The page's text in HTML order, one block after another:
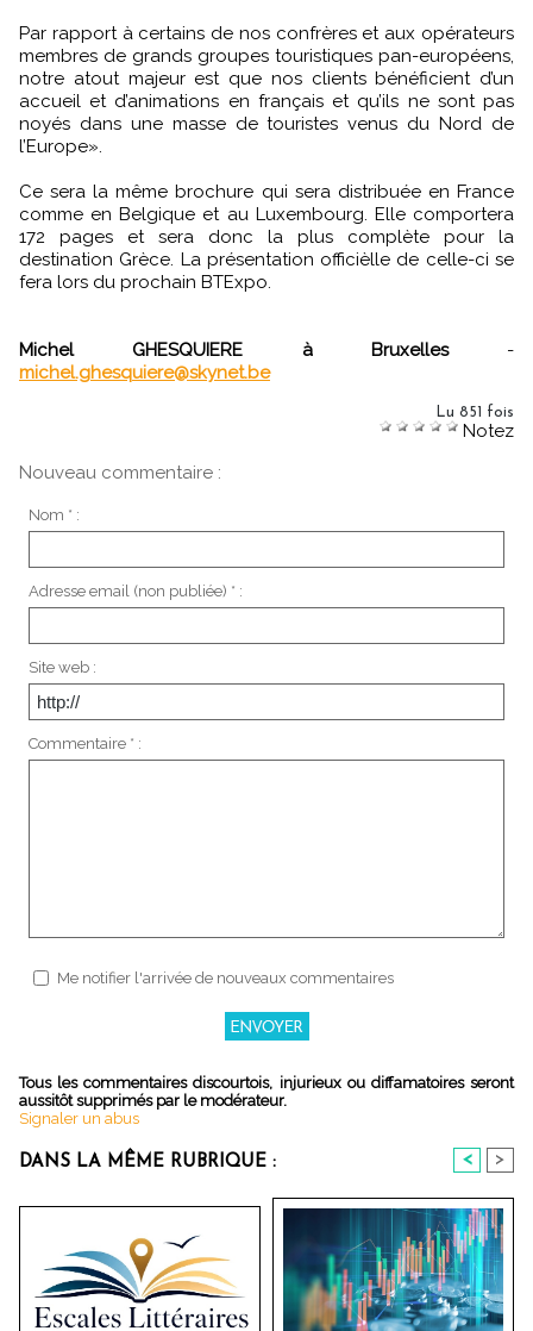
Par rapport à certains de nos confrères et aux opérateurs
membres de grands groupes touristiques pan-européens,
notre atout majeur est que nos clients bénéficient d’un
accueil et d’animations en français et qu’ils ne sont pas
noyés dans une masse de touristes venus du Nord de
l’Europe».
Ce sera la même brochure qui sera distribuée en France
comme en Belgique et au Luxembourg. Elle comportera
172 pages et sera donc la plus complète pour la
destination Grèce. La présentation officièlle de celle-ci se
fera lors du prochain BTExpo.
Michel GHESQUIERE à Bruxelles -
michel.ghesquiere@skynet.be
Lu 851 fois
Notez
Nouveau commentaire :
Nom * :
Adresse email (non publiée) * :
Site web :
Commentaire * :
Me notifier l'arrivée de nouveaux commentaires
Tous les commentaires discourtois, injurieux ou diffamatoires seront
aussitôt supprimés par le modérateur.
Signaler un abus
DANS LA MÊME RUBRIQUE : < >